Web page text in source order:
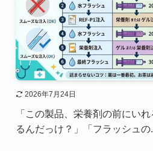
2026年7月24日
「この製品、栄養剤の前にい
るんだっけ？」「フラッシュの